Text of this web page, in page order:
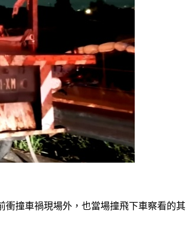
衝撞車禍現場外，也當場撞飛下車察看的其